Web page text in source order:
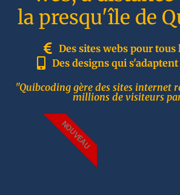
la presqu'île de
Des sites webs pour tous
Des designs qui
"Quibcoding gère des sites internet
millions de visiteurs
NOUVEAU